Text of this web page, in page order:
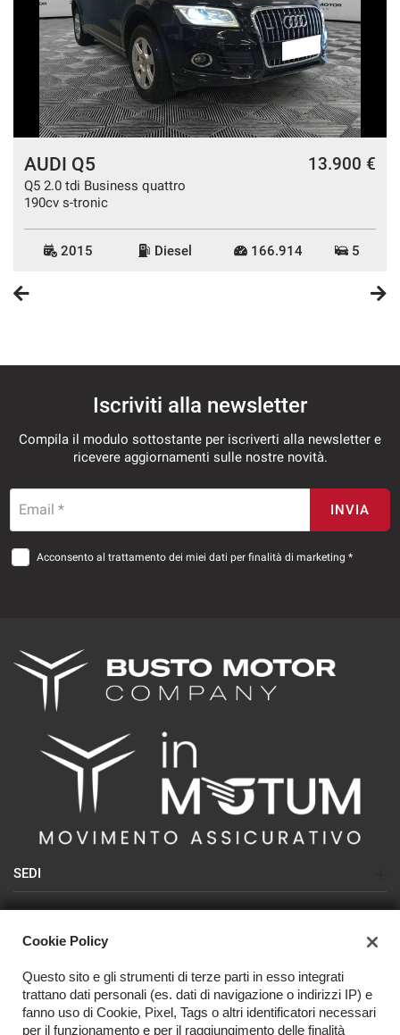
AUDI Q5
Q5 2.0 tdi Business quattro
190cv s-tronic
13.900 €
2015 Diesel 166.914 5
Iscriviti alla newsletter
Compila il modulo sottostante per iscriverti alla newsletter e
ricevere aggiornamenti sulle nostre novità.
Email * INVIA
Acconsento al trattamento dei miei dati per finalità di marketing *
SEDI
Sede di Olgiate Olona (USATO)
Sede di Varese (NISSAN - USATO)
OFFICINA
Contatti
Cookie Policy
Questo sito e gli strumenti di terze parti in esso integrati
trattano dati personali (es. dati di navigazione o indirizzi IP) e
fanno uso di Cookie, Pixel, Tags o altri identificatori necessari
per il funzionamento e per il raggiungimento delle finalità